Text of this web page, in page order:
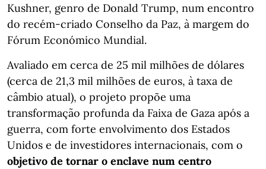
Kushner, genro de Donald Trump, num encontro
do recém-criado Conselho da Paz, à margem do
Fórum Económico Mundial.
Avaliado em cerca de 25 mil milhões de dólares
(cerca de 21,3 mil milhões de euros, à taxa de
câmbio atual), o projeto propõe uma
transformação profunda da Faixa de Gaza após a
guerra, com forte envolvimento dos Estados
Unidos e de investidores internacionais, com o
objetivo de tornar o enclave num centro